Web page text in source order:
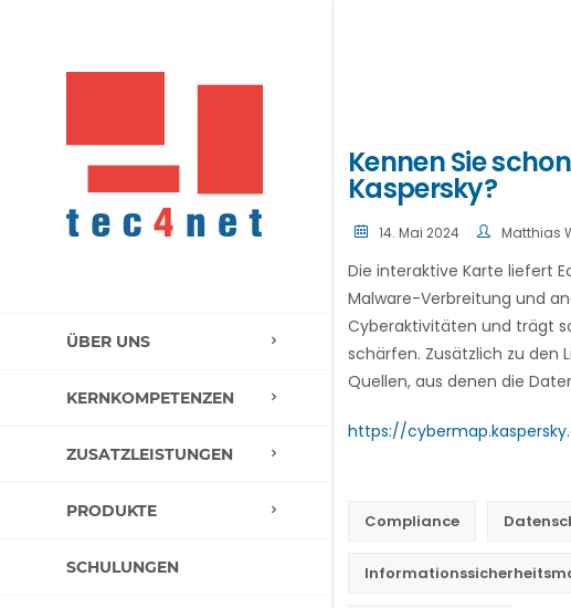
ÜBER UNS
KERNKOMPETENZEN
ZUSATZLEISTUNGEN
PRODUKTE
SCHULUNGEN
Kennen Sie
Kaspersky?
14. Mai 2024 Matthias
Die interaktive Karte liefert
Malware-Verbreitung und
Cyberaktivitäten und trägt
schärfen. Zusätzlich zu den
Quellen, aus denen die
https://
Compliance